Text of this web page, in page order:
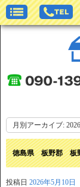
月別アーカイブ:
徳島県 板野郡 板
投稿日 2026年5月10日